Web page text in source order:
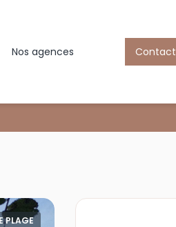
Nos agences Contact
PLAGE